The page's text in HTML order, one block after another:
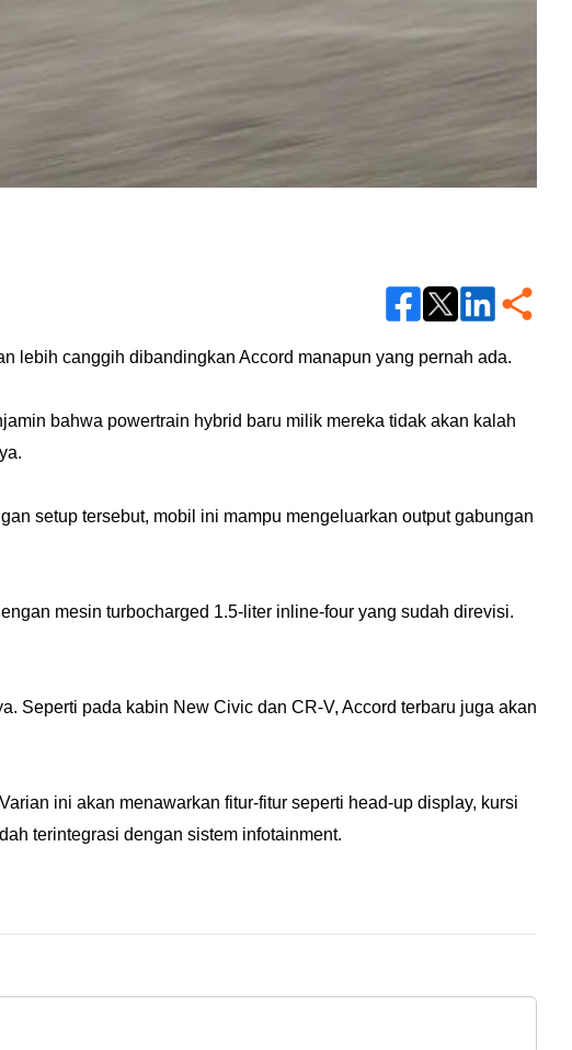
lebih canggih dibandingkan Accord manapun yang pernah ada.
bahwa powertrain hybrid baru milik mereka tidak akan kalah
setup tersebut, mobil ini mampu mengeluarkan output gabungan
mesin turbocharged 1.5-liter inline-four yang sudah direvisi.
Seperti pada kabin New Civic dan CR-V, Accord terbaru juga akan
ini akan menawarkan fitur-fitur seperti head-up display, kursi
terintegrasi dengan sistem infotainment.